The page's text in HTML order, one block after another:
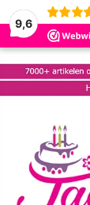
9,6